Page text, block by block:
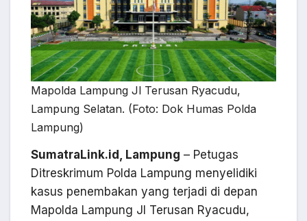
Mapolda Lampung Jl Terusan Ryacudu,
Lampung Selatan. (Foto: Dok Humas Polda
Lampung)
SumatraLink.id, Lampung – Petugas
Ditreskrimum Polda Lampung menyelidiki
kasus penembakan yang terjadi di depan
Mapolda Lampung Jl Terusan Ryacudu,